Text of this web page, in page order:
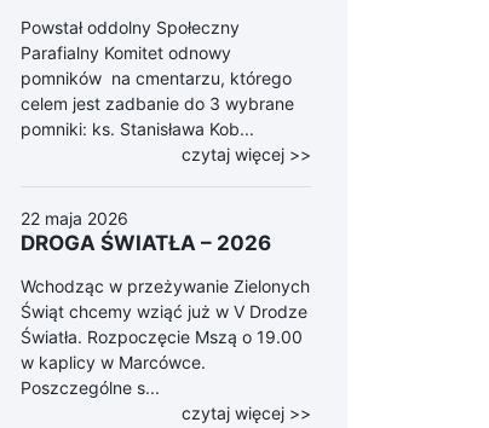
Powstał oddolny Społeczny
Parafialny Komitet odnowy
pomników na cmentarzu, którego
celem jest zadbanie do 3 wybrane
pomniki: ks. Stanisława Kob...
czytaj więcej >>
22 maja 2026
DROGA ŚWIATŁA – 2026
Wchodząc w przeżywanie Zielonych
Świąt chcemy wziąć już w V Drodze
Światła. Rozpoczęcie Mszą o 19.00
w kaplicy w Marcówce.
Poszczególne s...
czytaj więcej >>